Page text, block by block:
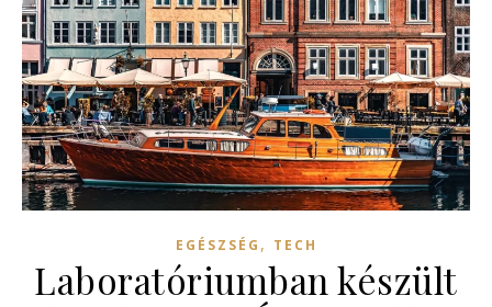
EGÉSZSÉG , TECH
Laboratóriumban készült